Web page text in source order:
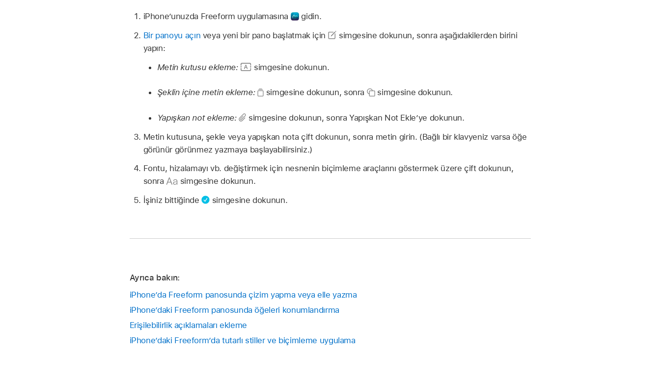
iPhone’unuzda Freeform uygulamasına
gidin.
Bir panoyu açın veya yeni bir pano başlatmak için
simgesine dokunun, sonra aşağıdakilerden birini
yapın:
Metin kutusu ekleme:
simgesine dokunun.
Şeklin içine metin ekleme: simgesine dokunun, sonra simgesine dokunun.
Yapışkan not ekleme:
simgesine dokunun, sonra Yapışkan Not Ekle’ye dokunun.
Metin kutusuna, şekle veya yapışkan nota çift dokunun, sonra metin girin. (Bağlı bir klavyeniz varsa öğe
görünür görünmez yazmaya başlayabilirsiniz.)
Fontu, hizalamayı vb. değiştirmek için nesnenin biçimleme araçlarını göstermek üzere çift dokunun,
sonra
simgesine dokunun.
İşiniz bittiğinde
simgesine dokunun.
Ayrıca bakın:
iPhone’da Freeform panosunda çizim yapma veya elle yazma
iPhone’daki Freeform panosunda öğeleri konumlandırma
Erişilebilirlik açıklamaları ekleme
iPhone’daki Freeform’da tutarlı stiller ve biçimleme uygulama